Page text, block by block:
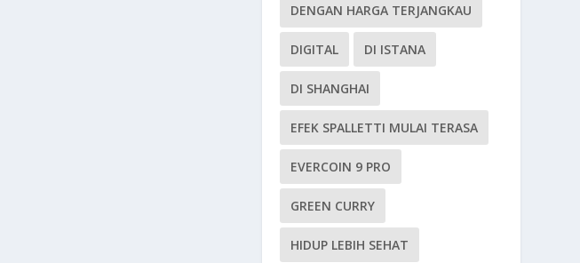
DENGAN HARGA TERJANGKAU
DIGITAL DI ISTANA
DI SHANGHAI
EFEK SPALLETTI MULAI TERASA
EVERCOIN 9 PRO
GREEN CURRY
HIDUP LEBIH SEHAT